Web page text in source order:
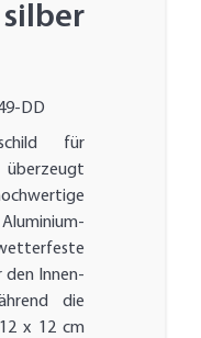
DD
für
den Innen-
die
x 12 cm